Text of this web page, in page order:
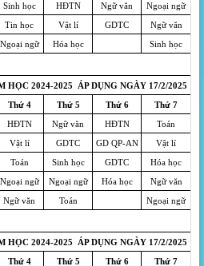
Sinh học HĐTN Ngữ văn
Ngoại ngữ
Tin học Vật lí GDTC
Ngữ văn
Ngoại ngữ Hóa học Sinh học
HỌC 2024-2025 ÁP DỤNG NGÀY 17/2/2025
Thứ 4 Thứ 5 Thứ 6 Thứ 7
HĐTN Ngữ văn HĐTN
Toán
Vật lí GDTC GD QP-AN
Vật lí
Toán Sinh học GDTC
Hóa học
Ngoại ngữ Ngoại ngữ Hóa học
Ngữ văn
Ngữ văn Toán Ngoại ngữ
HỌC 2024-2025 ÁP DỤNG NGÀY 17/2/2025
Thứ 4 Thứ 5 Thứ 6 Thứ 7